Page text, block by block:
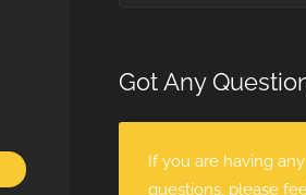
Got Any
If you are having any
questions, please